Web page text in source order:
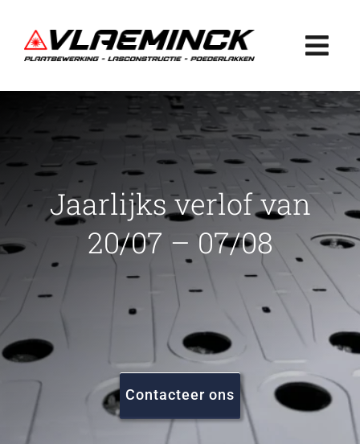
naar
inhoud
Plaatbewerking
Lasconstructie
Poederlakken
Projecten
FAQ
Vacatures
Jaarlijks verlof van
20/07 – 07/08
Contacteer ons